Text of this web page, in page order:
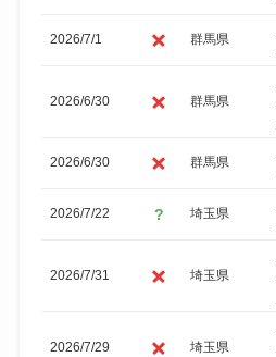
2026/7/1 群馬県
2026/6/30 群馬県
2026/6/30 群馬県
2026/7/22 埼玉県
2026/7/31 埼玉県
2026/7/29 埼玉県